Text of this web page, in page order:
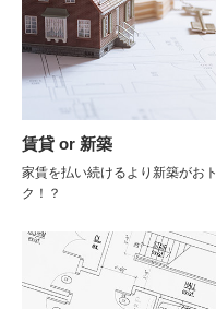
賃貸 or 新築
家賃を払い続けるより新築がおト
ク！？